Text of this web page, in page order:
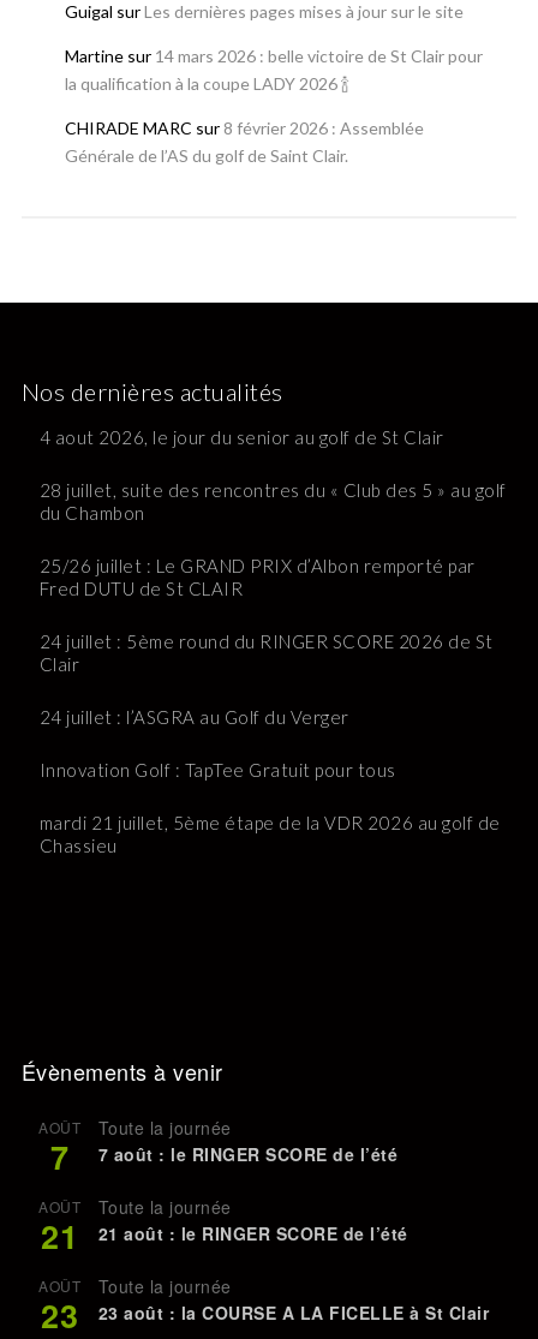
Guigal surLes dernières pages mises à jour sur le site
Martinesur 14 mars 2026 : belle victoire de St Clair pour
la qualification à la coupe LADY 2026 🍾
CHIRADE MARC sur 8 février 2026 : Assemblée
Générale de l’AS du golf de Saint Clair.
Nos dernières actualités
4 aout 2026, le jour du senior au golf de St Clair
28 juillet, suite des rencontres du « Club des 5 » au golf
du Chambon
25/26 juillet : Le GRAND PRIX d’Albon remporté par
Fred DUTU de St CLAIR
24 juillet : 5ème round du RINGER SCORE 2026 de St
Clair
24 juillet : l’ASGRA au Golf du Verger
Innovation Golf : TapTee Gratuit pour tous
mardi 21 juillet, 5ème étape de la VDR 2026 au golf de
Chassieu
Évènements à venir
AOÛT
7
Toute la journée
7 août : le RINGER SCORE de l’été
AOÛT
21
Toute la journée
21 août : le RINGER SCORE de l’été
AOÛT
23
Toute la journée
23 août : la COURSE A LA FICELLE à St Clair